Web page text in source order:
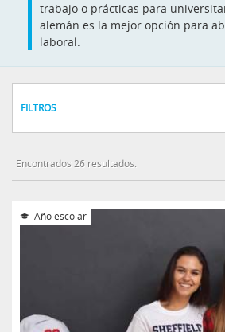
trabajo o prácticas para
alemán es la mejor opción para
laboral.
FILTROS
Encontrados 26 resultados.
Año escolar